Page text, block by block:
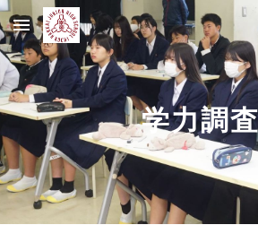
Skip to main content
学力調